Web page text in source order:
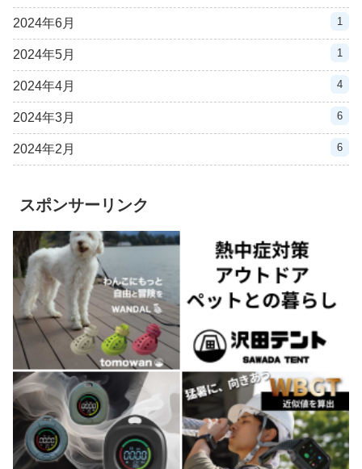
2024年6月 1
2024年5月 1
2024年4月 4
2024年3月 6
2024年2月 6
スポンサーリンク